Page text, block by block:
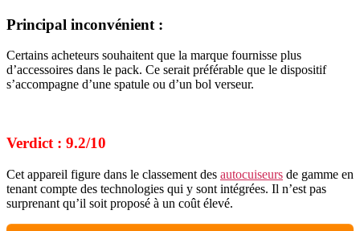
Principal inconvénient :
Certains acheteurs souhaitent que la marque fournisse plus
d’accessoires dans le pack. Ce serait préférable que le dispositif
s’accompagne d’une spatule ou d’un bol verseur.
Verdict : 9.2/10
Cet appareil figure dans le classement des autocuiseurs de gamme en
tenant compte des technologies qui y sont intégrées. Il n’est pas
surprenant qu’il soit proposé à un coût élevé.